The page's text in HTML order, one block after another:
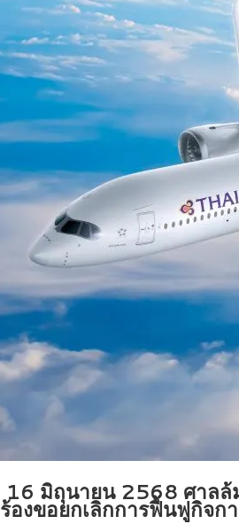
16 มิถุนายน 2568 ศาลล้
องขอยกเลิกการฟื้นฟูกิจ